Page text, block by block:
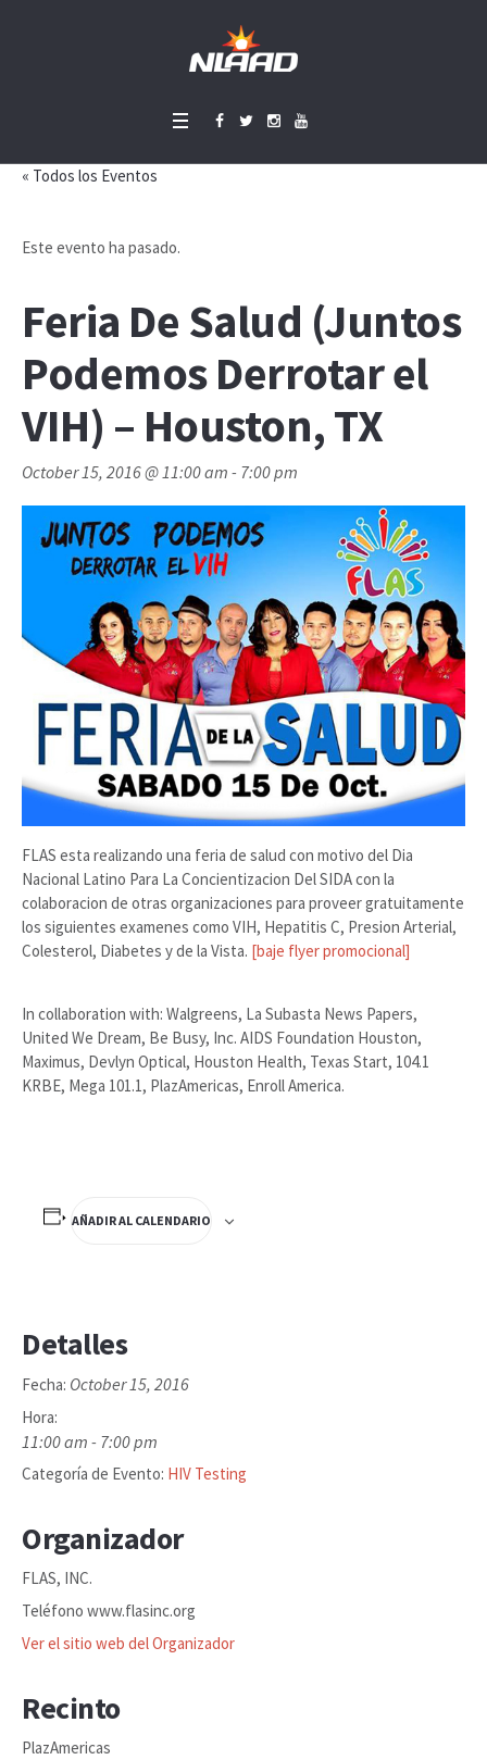
« Todos los Eventos
Este evento ha pasado.
Feria De Salud (Juntos
Podemos Derrotar el
VIH) – Houston, TX
October 15, 2016 @ 11:00 am - 7:00 pm
FLAS esta realizando una feria de salud con motivo del Dia
Nacional Latino Para La Concientizacion Del SIDA con la
colaboracion de otras organizaciones para proveer gratuitamente
los siguientes examenes como VIH, Hepatitis C, Presion Arterial,
Colesterol, Diabetes y de la Vista. [baje flyer promocional]
In collaboration with: Walgreens, La Subasta News Papers,
United We Dream, Be Busy, Inc. AIDS Foundation Houston,
Maximus, Devlyn Optical, Houston Health, Texas Start, 104.1
KRBE, Mega 101.1, PlazAmericas, Enroll America.
AÑADIR AL CALENDARIO
Detalles
Fecha: October 15, 2016
Hora:
11:00 am - 7:00 pm
Categoría de Evento: HIV Testing
Organizador
FLAS, INC.
Teléfono www.flasinc.org
Ver el sitio web del Organizador
Recinto
PlazAmericas